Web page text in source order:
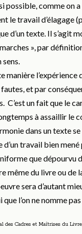
possible, comme on
le travail d’élagage
d’un texte. Il s’agit
», par
sens.
manière
et par
C’est un fait que le
à assaillir le
dans un texte
d’un travail bien
que dépourvu
même du livre ou
sera d’autant
que l’on ne nomme
des Cadres et Maîtrises du